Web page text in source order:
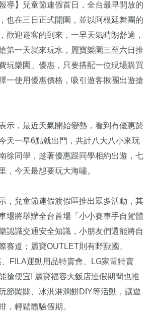
導】兒童節連假首日，全台最早開放的
也在三日正式開園，並以阿根廷舞團的
歡迎遊客的到來，一早天氣晴朗舒適，
第一天就來玩水，麗寶樂園三至六日推
玩樂園」優惠，只要搭配一位現場購買
一使用優惠價格，吸引遊客揪團出遊搶
示，最近天氣開始變熱，看到有優惠於
天一早6點就出門，共計八大八小來玩
徐同學，趁著優惠跟同學相約出遊，七
，今天最想要玩大海嘯。
，兒童節連假渡假區推出眾多活動，其
場將舉辦全台首場「小小賽車手自駕體
認識交通安全知識，小朋友們還能將自
賽道；麗寶OUTLET則有野獸國、
FILA運動用品特賣會、LG家電特賣
搶便宜! 麗寶福容大飯店連假期間也推
節闖關、冰淇淋潤餅DIY等活動，讓遊
，輕鬆體驗假期。